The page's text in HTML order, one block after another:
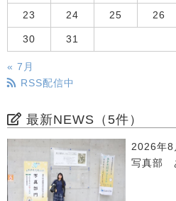
23 24 25 26
30 31
« 7月
RSS配信中
最新NEWS（5件）
2026年8
写真部